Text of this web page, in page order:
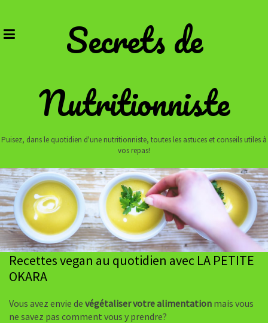
content
Secrets de
Nutritionniste
Puisez, dans le quotidien d'une nutritionniste, toutes les astuces et conseils utiles à
vos repas!
Recettes vegan au quotidien avec LA PETITE
OKARA
Vous avez envie de végétaliser votre alimentation mais vous
ne savez pas comment vous y prendre?